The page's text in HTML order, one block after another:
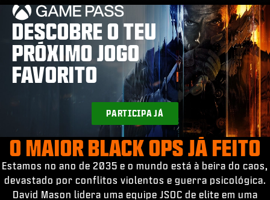
ESPORTS
SUPORTE
ENTRAR| INSCREVER-SE
DESCOBRE O TEU
PRÓXIMO JOGO
FAVORITO
PARTICIPA JÁ
O MAIOR BLACK OPS JÁ FEITO
Estamos no ano de 2035 e o mundo está à beira do caos,
devastado por conflitos violentos e guerra psicológica.
David Mason lidera uma equipe JSOC de elite em uma